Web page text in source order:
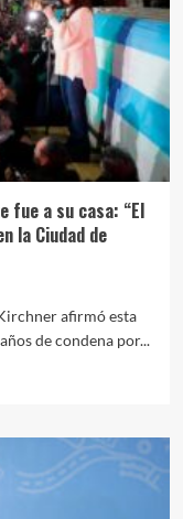
fue a su casa: “El
la Ciudad de
afirmó esta
de condena por...